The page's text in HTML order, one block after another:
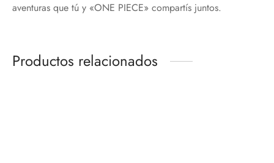
aventuras que tú y «ONE PIECE» compartís juntos.
Productos relacionados